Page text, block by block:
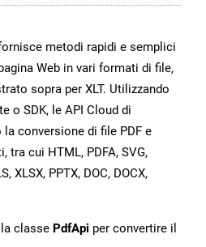
metodi rapidi e semplici
Web in vari formati di file,
sopra per XLT. Utilizzando
o SDK, le API Cloud di
conversione di file PDF e
tra cui HTML, PDFA, SVG,
XLSX, PPTX, DOC, DOCX,
classe PdfApi per convertire il